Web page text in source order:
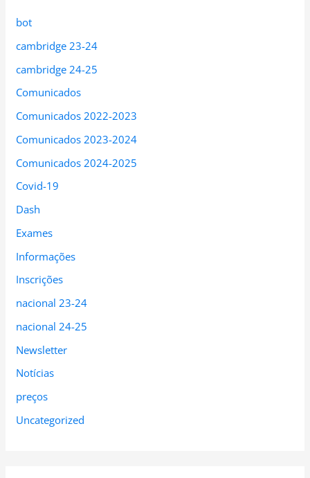
bot
cambridge 23-24
cambridge 24-25
Comunicados
Comunicados 2022-2023
Comunicados 2023-2024
Comunicados 2024-2025
Covid-19
Dash
Exames
Informações
Inscrições
nacional 23-24
nacional 24-25
Newsletter
Notícias
preços
Uncategorized